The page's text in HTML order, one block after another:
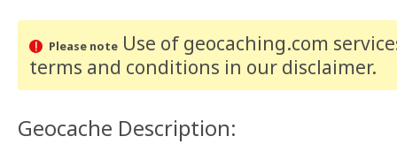
Please noteUse of geocaching.com
terms and conditions in our disclaimer.
Geocache Description: